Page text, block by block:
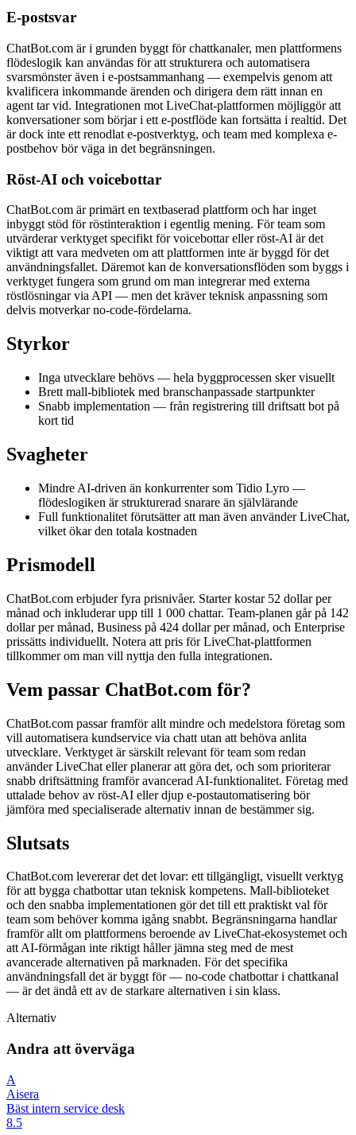
E-postsvar
ChatBot.com är i grunden byggt för chattkanaler, men plattformens
flödeslogik kan användas för att strukturera och automatisera
svarsmönster även i e-postsammanhang — exempelvis genom att
kvalificera inkommande ärenden och dirigera dem rätt innan en
agent tar vid. Integrationen mot LiveChat-plattformen möjliggör att
konversationer som börjar i ett e-postflöde kan fortsätta i realtid. Det
är dock inte ett renodlat e-postverktyg, och team med komplexa e-
postbehov bör väga in det begränsningen.
Röst-AI och voicebottar
ChatBot.com är primärt en textbaserad plattform och har inget
inbyggt stöd för röstinteraktion i egentlig mening. För team som
utvärderar verktyget specifikt för voicebottar eller röst-AI är det
viktigt att vara medveten om att plattformen inte är byggd för det
användningsfallet. Däremot kan de konversationsflöden som byggs i
verktyget fungera som grund om man integrerar med externa
röstlösningar via API — men det kräver teknisk anpassning som
delvis motverkar no-code-fördelarna.
Styrkor
Inga utvecklare behövs — hela byggprocessen sker visuellt
Brett mall-bibliotek med branschanpassade startpunkter
Snabb implementation — från registrering till driftsatt bot på
kort tid
Svagheter
Mindre AI-driven än konkurrenter som Tidio Lyro —
flödeslogiken är strukturerad snarare än självlärande
Full funktionalitet förutsätter att man även använder LiveChat,
vilket ökar den totala kostnaden
Prismodell
ChatBot.com erbjuder fyra prisnivåer. Starter kostar 52 dollar per
månad och inkluderar upp till 1 000 chattar. Team-planen går på 142
dollar per månad, Business på 424 dollar per månad, och Enterprise
prissätts individuellt. Notera att pris för LiveChat-plattformen
tillkommer om man vill nyttja den fulla integrationen.
Vem passar ChatBot.com för?
ChatBot.com passar framför allt mindre och medelstora företag som
vill automatisera kundservice via chatt utan att behöva anlita
utvecklare. Verktyget är särskilt relevant för team som redan
använder LiveChat eller planerar att göra det, och som prioriterar
snabb driftsättning framför avancerad AI-funktionalitet. Företag med
uttalade behov av röst-AI eller djup e-postautomatisering bör
jämföra med specialiserade alternativ innan de bestämmer sig.
Slutsats
ChatBot.com levererar det det lovar: ett tillgängligt, visuellt verktyg
för att bygga chatbottar utan teknisk kompetens. Mall-biblioteket
och den snabba implementationen gör det till ett praktiskt val för
team som behöver komma igång snabbt. Begränsningarna handlar
framför allt om plattformens beroende av LiveChat-ekosystemet och
att AI-förmågan inte riktigt håller jämna steg med de mest
avancerade alternativen på marknaden. För det specifika
användningsfall det är byggt för — no-code chatbottar i chattkanal
— är det ändå ett av de starkare alternativen i sin klass.
Alternativ
Andra att överväga
A
Aisera
Bäst intern service desk
8.5